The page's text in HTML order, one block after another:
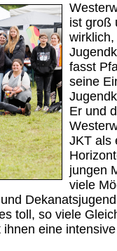
ist groß
fasst
seine
Er und
JKT als
jungen
viele
toll, so viele
eine